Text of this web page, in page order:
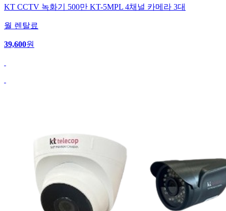
KT CCTV 녹화기 500만 KT-5MPL 4채널 카메라 3대
월 렌탈료
39,600원